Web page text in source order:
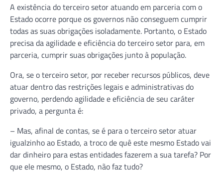
A existência do terceiro setor atuando em parceria com o
Estado ocorre porque os governos não conseguem cumprir
todas as suas obrigações isoladamente. Portanto, o Estado
precisa da agilidade e eficiência do terceiro setor para, em
parceria, cumprir suas obrigações junto à população.
Ora, se o terceiro setor, por receber recursos públicos, deve
atuar dentro das restrições legais e administrativas do
governo, perdendo agilidade e eficiência de seu caráter
privado, a pergunta é:
– Mas, afinal de contas, se é para o terceiro setor atuar
igualzinho ao Estado, a troco de quê este mesmo Estado vai
dar dinheiro para estas entidades fazerem a sua tarefa? Por
que ele mesmo, o Estado, não faz tudo?